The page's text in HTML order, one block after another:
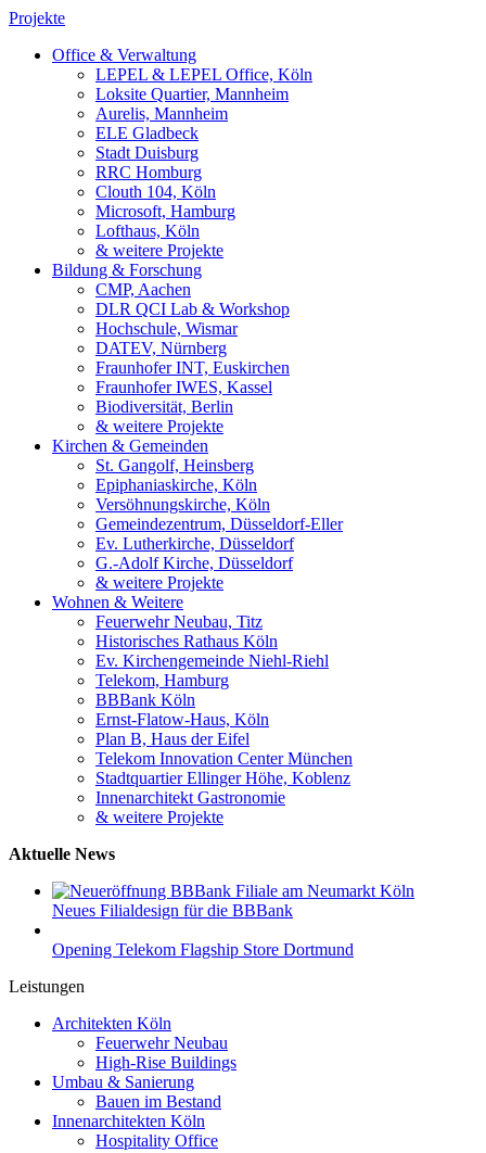
Projekte
Office & Verwaltung
LEPEL & LEPEL Office, Köln
Loksite Quartier, Mannheim
Aurelis, Mannheim
ELE Gladbeck
Stadt Duisburg
RRC Homburg
Clouth 104, Köln
Microsoft, Hamburg
Lofthaus, Köln
& weitere Projekte
Bildung & Forschung
CMP, Aachen
DLR QCI Lab & Workshop
Hochschule, Wismar
DATEV, Nürnberg
Fraunhofer INT, Euskirchen
Fraunhofer IWES, Kassel
Biodiversität, Berlin
& weitere Projekte
Kirchen & Gemeinden
St. Gangolf, Heinsberg
Epiphaniaskirche, Köln
Versöhnungskirche, Köln
Gemeindezentrum, Düsseldorf-Eller
Ev. Lutherkirche, Düsseldorf
G.-Adolf Kirche, Düsseldorf
& weitere Projekte
Wohnen & Weitere
Feuerwehr Neubau, Titz
Historisches Rathaus Köln
Ev. Kirchengemeinde Niehl-Riehl
Telekom, Hamburg
BBBank Köln
Ernst-Flatow-Haus, Köln
Plan B, Haus der Eifel
Telekom Innovation Center München
Stadtquartier Ellinger Höhe, Koblenz
Innenarchitekt Gastronomie
& weitere Projekte
Aktuelle News
Neues Filialdesign für die BBBank
Opening Telekom Flagship Store Dortmund
Leistungen
Architekten Köln
Feuerwehr Neubau
High-Rise Buildings
Umbau & Sanierung
Bauen im Bestand
Innenarchitekten Köln
Hospitality Office